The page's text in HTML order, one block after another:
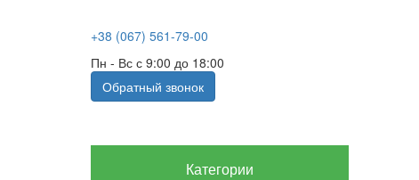
+38 (067) 561-79-00
Пн - Вс с 9:00 до 18:00
Обратный звонок
Категории